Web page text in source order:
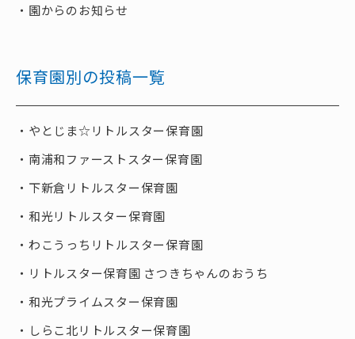
園からのお知らせ
保育園別の投稿一覧
やとじま☆リトルスター保育園
南浦和ファーストスター保育園
下新倉リトルスター保育園
和光リトルスター保育園
わこうっちリトルスター保育園
リトルスター保育園 さつきちゃんのおうち
和光プライムスター保育園
しらこ北リトルスター保育園